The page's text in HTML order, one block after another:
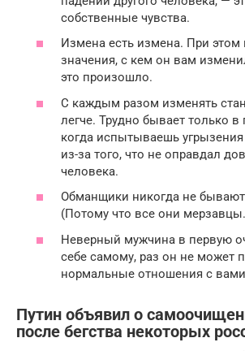
собственные чувства.
Измена есть измена. При этом
значения, с кем он вам
это произошло.
С каждым разом изменять
легче. Трудно бывает только в
когда испытываешь
из-за того, что не оправдал
человека.
Обманщики никогда не
(Потому что все они
Неверный мужчина в первую
себе самому, раз он не может
нормальные отношения с
Путин объявил о
после бегства некоторых